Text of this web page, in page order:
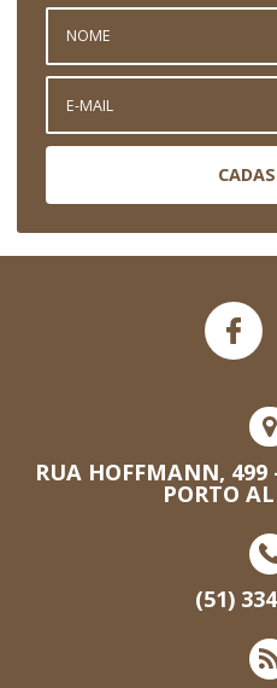
RUA HOFFMANN, 499
PORTO
(51)